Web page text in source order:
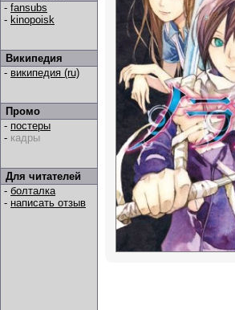
- fansubs
- kinopoisk
Википедия
- википедия (ru)
Промо
- постеры
- кадры
Для читателей
- болталка
- написать отзыв